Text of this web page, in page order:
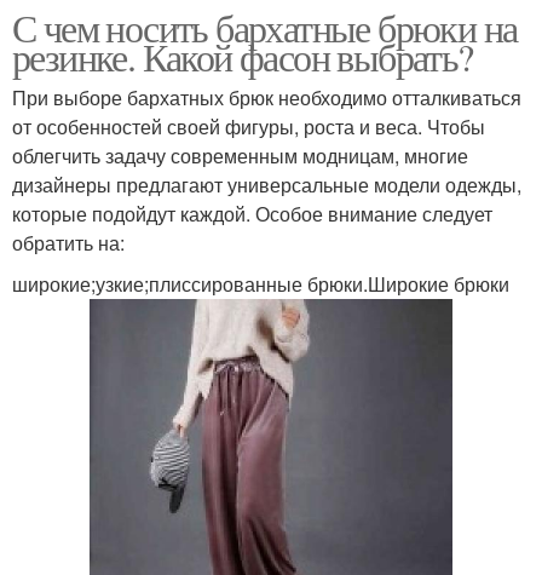
С чем носить бархатные брюки на
резинке. Какой фасон выбрать?
При выборе бархатных брюк необходимо отталкиваться
от особенностей своей фигуры, роста и веса. Чтобы
облегчить задачу современным модницам, многие
дизайнеры предлагают универсальные модели одежды,
которые подойдут каждой. Особое внимание следует
обратить на:
широкие;узкие;плиссированные брюки.Широкие брюки